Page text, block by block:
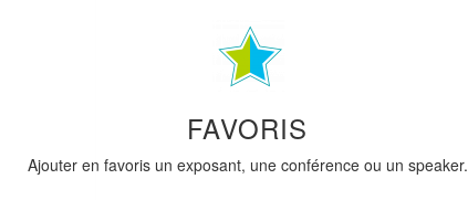
FAVORIS
Ajouter en favoris un exposant, une conférence ou un speaker.